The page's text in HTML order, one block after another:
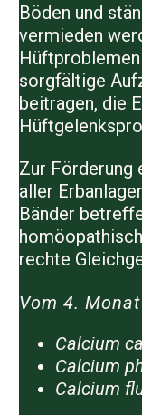
Böden und
vermieden
sorgfältige
beitragen, die
Zur Förderung
aller
Bänder
rechte
Vom 4.
Calcium
Calcium
Calcium